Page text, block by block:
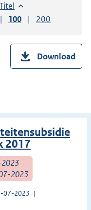
op:
oplopend
per paginaper pagina
Toon
100 resultaten per
Toon
200
Download
2017
2023
2023
07-2023